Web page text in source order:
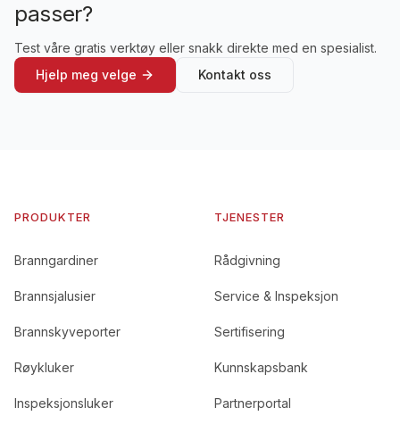
passer?
Test våre gratis verktøy eller snakk direkte med en spesialist.
Hjelp meg velge
Kontakt oss
PRODUKTER
Branngardiner
Brannsjalusier
Brannskyveporter
Røykluker
Inspeksjonsluker
TJENESTER
Rådgivning
Service & Inspeksjon
Sertifisering
Kunnskapsbank
Partnerportal